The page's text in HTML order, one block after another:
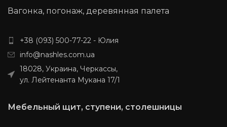
уточняйте у менеджера.
Обработка поверхности:
Вагонка, погонаж, деревянная палета
+38 (093) 500-77-22 - Юлия
info@nashles.com.ua
18028, Украина, Черкассы,
ул. Лейтенанта Мукана 17/1
Мебельный щит, ступени, столешницы